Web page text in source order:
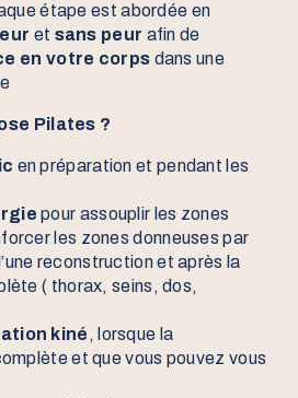
étape est abordée en
et sans peur afin de
en votre corps dans une
Pilates ?
en préparation et pendant les
pour assouplir les zones
les zones donneuses par
reconstruction et après la
( thorax, seins, dos,
kiné , lorsque la
et que vous pouvez vous